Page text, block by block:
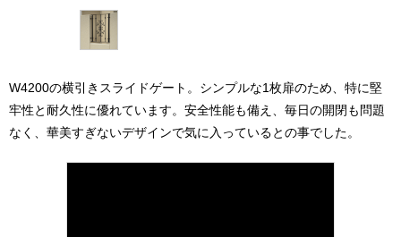
W4200の横引きスライドゲート。シンプルな1枚扉のため、特に堅
牢性と耐久性に優れています。安全性能も備え、毎日の開閉も問題
なく、華美すぎないデザインで気に入っているとの事でした。